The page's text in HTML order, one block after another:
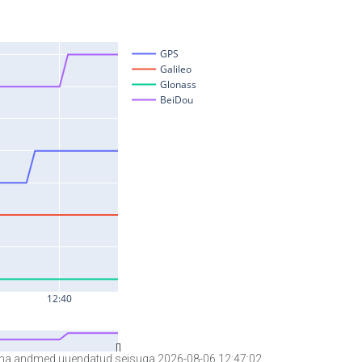
andmed uuendatud seisuga 2026-08-06 12:47:02